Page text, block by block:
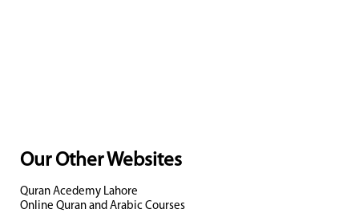
Our Other Websites
Quran Acedemy Lahore
Online Quran and Arabic Courses